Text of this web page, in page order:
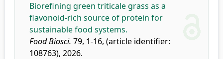
Biorefining green triticale grass as a
flavonoid-rich source of protein for
sustainable food systems.
Food Biosci. 79, 1-16, (article identifier:
108763), 2026.